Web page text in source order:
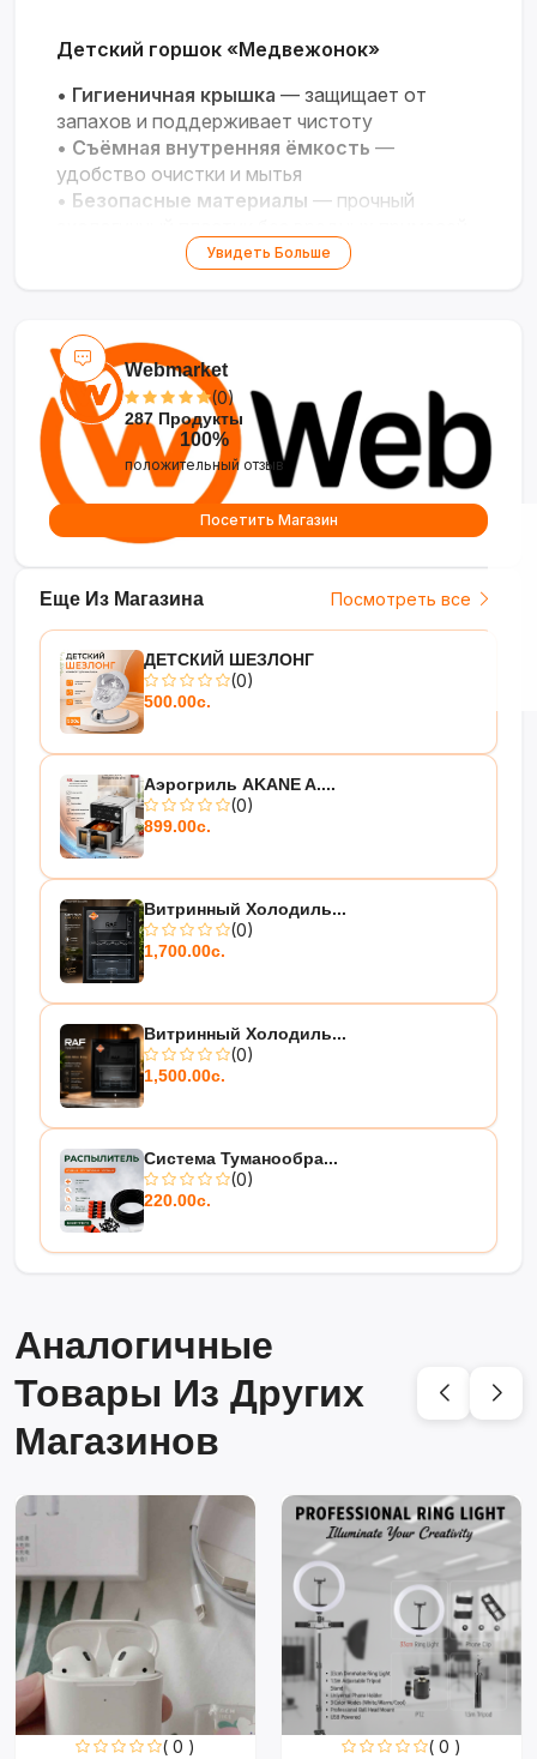
Детский горшок «Медвежонок»
• Гигиеничная крышка — защищает от
запахов и поддерживает чистоту
• Съёмная внутренняя ёмкость —
удобство очистки и мытья
• Безопасные материалы — прочный
Эргономичная конструкция—
•Яркий дизайн
ушками и улыбкой для интереса ребёнка
Увидеть Больше
Еще Из Магазина Посмотреть все
ДЕТСКИЙ ШЕЗЛОНГ
(0)
500.00с.
Аэрогриль AKANE A....
(0)
899.00с.
Витринный Холодиль...
(0)
1,700.00с.
Витринный Холодиль...
(0)
1,500.00с.
Система Туманообра...
(0)
220.00с.
Webmarket
(0)
287 Продукты
100%
положительный отзыв
Посетить Магазин
Аналогичные
Товары Из Других
Магазинов
( 0 ) ( 0 )